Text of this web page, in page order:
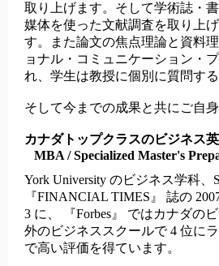
取り上げます。そして学術誌・
媒体を使った文献調査を取り上
す。また論文の焦点理論と資料
ョナル・コミュニケーション・
れ、学生は教授に個別に質問す
そして今までの成果と共にご自
カナダトップクラスのビジネス
MBA / Specialized Master's
York University のビジネス学科、
『FINANCIAL TIMES』 誌の
3 に、 『Forbes』 ではカナダの
外のビジネススクールで 4 位に
で高い評価を得ています。